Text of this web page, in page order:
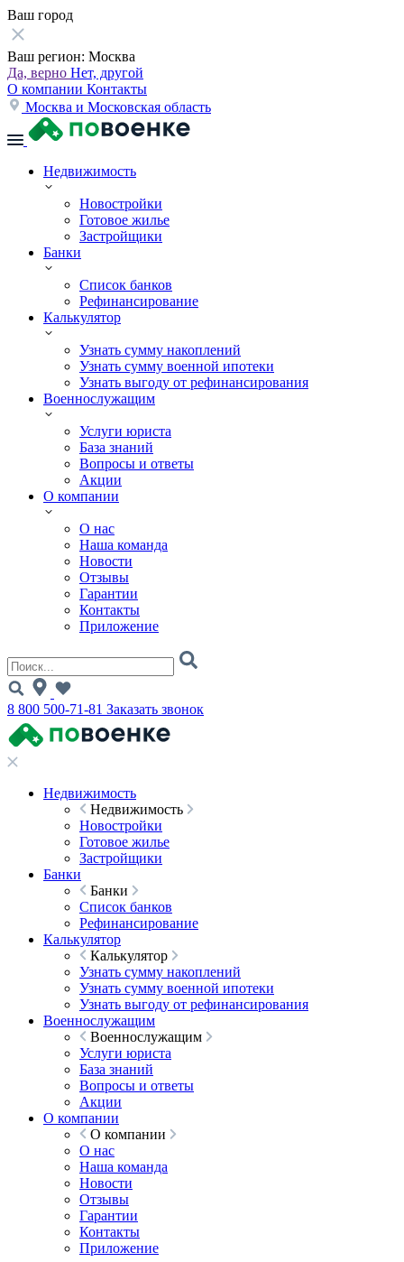
Ваш город
Ваш регион: Москва
Да, верно Нет, другой
О компании Контакты
Москва и Московская область
Недвижимость
Новостройки
Готовое жилье
Застройщики
Банки
Список банков
Рефинансирование
Калькулятор
Узнать сумму накоплений
Узнать сумму военной ипотеки
Узнать выгоду от рефинансирования
Военнослужащим
Услуги юриста
База знаний
Вопросы и ответы
Акции
О компании
О нас
Наша команда
Новости
Отзывы
Гарантии
Контакты
Приложение
8 800 500-71-81 Заказать звонок
Недвижимость
Недвижимость
Новостройки
Готовое жилье
Застройщики
Банки
Банки
Список банков
Рефинансирование
Калькулятор
Калькулятор
Узнать сумму накоплений
Узнать сумму военной ипотеки
Узнать выгоду от рефинансирования
Военнослужащим
Военнослужащим
Услуги юриста
База знаний
Вопросы и ответы
Акции
О компании
О компании
О нас
Наша команда
Новости
Отзывы
Гарантии
Контакты
Приложение